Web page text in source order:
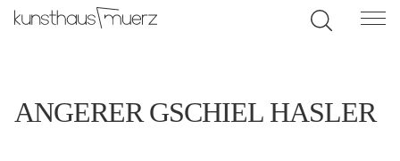
ANGERER GSCHIEL HASLER